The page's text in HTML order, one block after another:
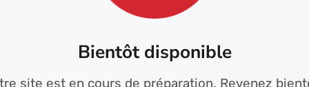
Bientôt disponible
site est en cours de préparation. Revenez